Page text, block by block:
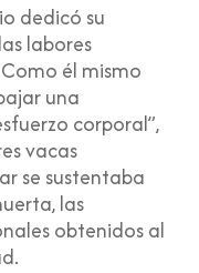
dedicó su
labores
él mismo
una
corporal”,
vacas
se sustentaba
las
obtenidos al